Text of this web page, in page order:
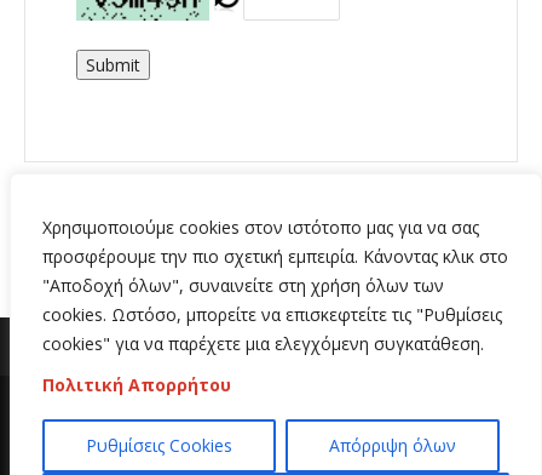
Χρησιμοποιούμε cookies στον ιστότοπο μας για να σας
προσφέρουμε την πιο σχετική εμπειρία. Κάνοντας κλικ στο
"Αποδοχή όλων", συναινείτε στη χρήση όλων των
cookies. Ωστόσο, μπορείτε να επισκεφτείτε τις "Ρυθμίσεις
cookies" για να παρέχετε μια ελεγχόμενη συγκατάθεση.
Πολιτική Απορρήτου
Ρυθμίσεις Cookies Απόρριψη όλων
Submit
Copyright 2020 | All Rights Reserved | Κατασκευή
ιστοσελίδων
Hi Web